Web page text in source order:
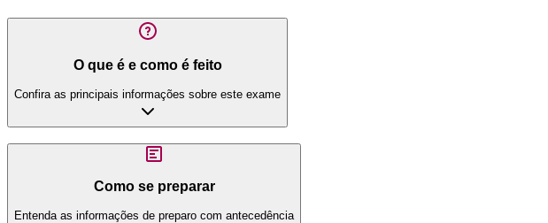
O que é e como é feito
Confira as principais informações sobre este exame
Como se preparar
Entenda as informações de preparo com antecedência